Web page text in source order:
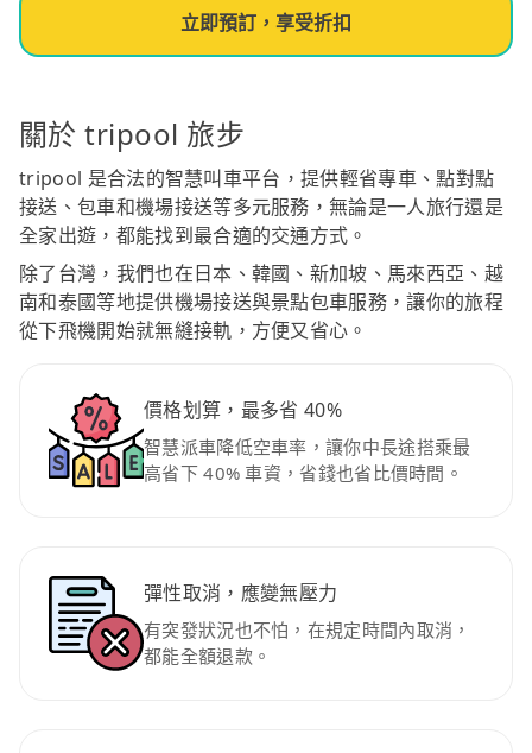
立即預訂，享受折扣
關於 tripool 旅步
tripool 是合法的智慧叫車平台，提供輕省專車、點對點
接送、包車和機場接送等多元服務，無論是一人旅行還是
全家出遊，都能找到最合適的交通方式。
除了台灣，我們也在日本、韓國、新加坡、馬來西亞、越
南和泰國等地提供機場接送與景點包車服務，讓你的旅程
從下飛機開始就無縫接軌，方便又省心。
價格划算，最多省 40%
智慧派車降低空車率，讓你中長途搭乘最
高省下 40% 車資，省錢也省比價時間。
彈性取消，應變無壓力
有突發狀況也不怕，在規定時間內取消，
都能全額退款。